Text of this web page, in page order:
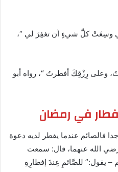
وسِعَتْ كلَّ شيءٍ أن تغفِرَ لي “،
وعلى رِزْقِكَ أفطرتُ “، رواه أبو
في رمضان
فالصائم عندما يفطر لديه دعوة
رضي الله عنهما، قال: سمعت
يقول:” للصَّائمِ عِندَ إفطارِهِ